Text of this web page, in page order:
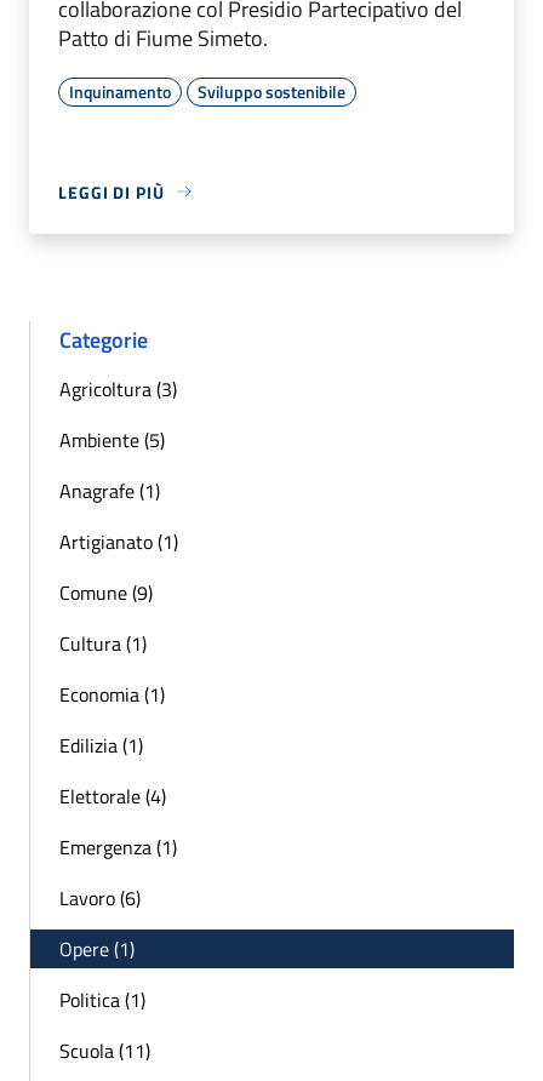
collaborazione col Presidio Partecipativo del
Patto di Fiume Simeto.
Inquinamento Sviluppo sostenibile
LEGGI DI PIÙ
Categorie
Agricoltura (3)
Ambiente (5)
Anagrafe (1)
Artigianato (1)
Comune (9)
Cultura (1)
Economia (1)
Edilizia (1)
Elettorale (4)
Emergenza (1)
Lavoro (6)
Opere (1)
Politica (1)
Scuola (11)